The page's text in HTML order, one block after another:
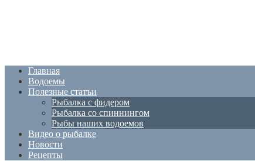
Главная
Водоемы
Полезные статъи
Рыбалка с фидером
Рыбалка со спиннингом
Рыбы наших водоемов
Видео о рыбалке
Новости
Рецепты